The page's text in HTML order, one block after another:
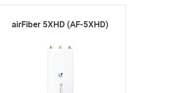
airFiber 5XHD (AF-5XHD)